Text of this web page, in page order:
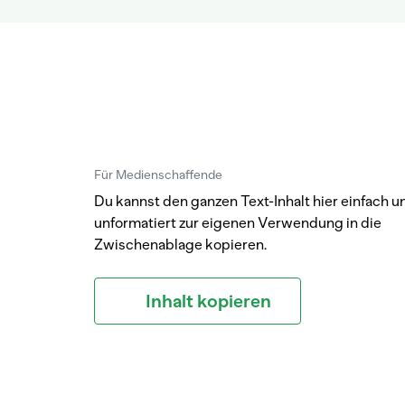
Für Medienschaffende
Du kannst den ganzen Text-Inhalt hier einfach
unformatiert zur eigenen Verwendung in die
Zwischenablage kopieren.
Inhalt kopieren